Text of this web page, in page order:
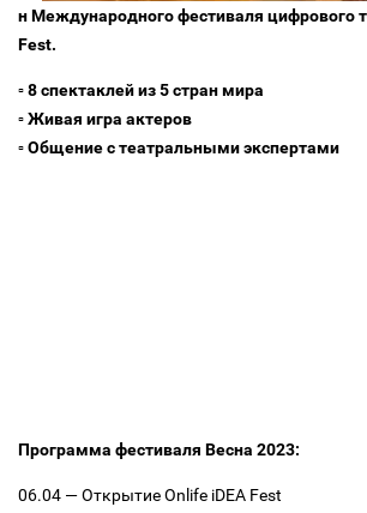
н Международного фестиваля цифрового
Fest.
▫️ 8 спектаклей из 5 стран мира
▫️ Живая игра актеров
▫️ Общение с театральными экспертами
Программа фестиваля Весна 2023:
06.04 — Открытие Onlife iDEA Fest